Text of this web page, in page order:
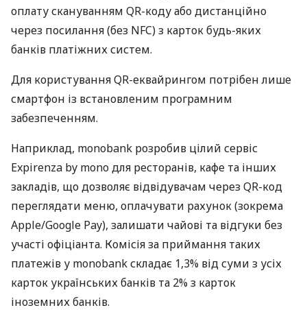
оплату скануванням QR-коду або дистанційно
через посилання (без NFC) з карток будь-яких
банків платіжних систем.
Для користування QR-еквайрингом потрібен лише
смартфон із встановленим програмним
забезпеченням.
Наприклад, monobank розробив цілий сервіс
Expirenza by mono для ресторанів, кафе та інших
закладів, що дозволяє відвідувачам через QR-код
переглядати меню, оплачувати рахунок (зокрема
Apple/Google Pay), залишати чайові та відгуки без
участі офіціанта. Комісія за приймання таких
платежів у monobank складає 1,3% від суми з усіх
карток українських банків та 2% з карток
іноземних банків.